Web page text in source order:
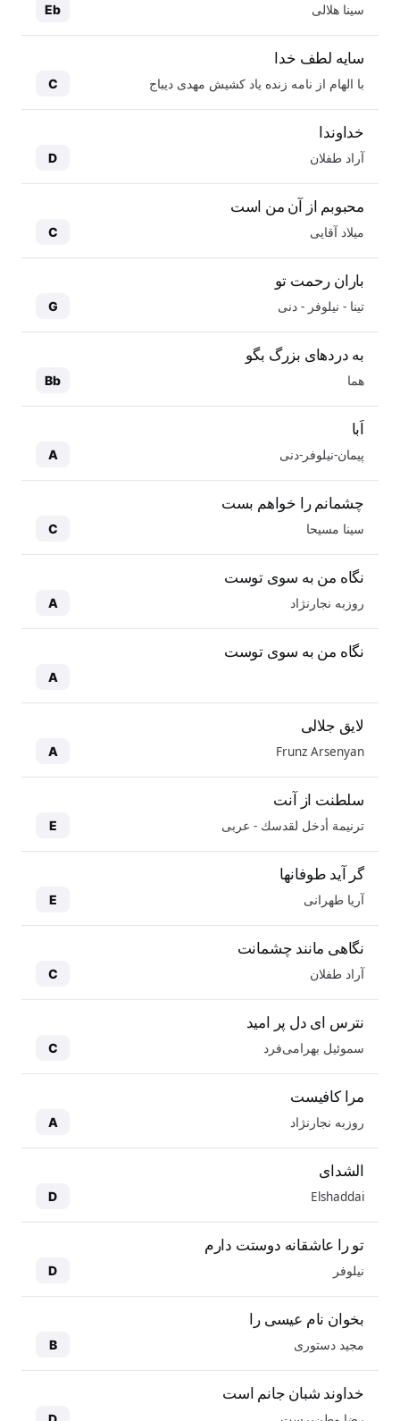
سینا هلالی Eb
سایه لطف خدا
با الهام از نامه زنده یاد کشیش مهدی دیباج C
خداوندا
آراد طفلان D
محبوبم از آن من است
میلاد آقایی C
باران رحمت تو
تینا - نیلوفر - دنی G
به دردهای بزرگ بگو
هما Bb
اَبا
پیمان-نیلوفر-دنی A
چشمانم را خواهم بست
سینا مسیحا C
نگاه من به سوی توست
روزبه نجارنژاد A
نگاه من به سوی توست
A
لایق جلالی
Frunz Arsenyan
A
سلطنت از آنت
ترنيمة أدخل لقدسك - عربی E
گر آید طوفانها
آریا طهرانی E
نگاهی مانند چشمانت
آراد طفلان C
نترس ای دل پر امید
سموئیل بهرامی‌فرد C
مرا کافیست
روزبه نجارنژاد A
الشدای
Elshaddai
D
تو را عاشقانه دوستت دارم
نیلوفر D
بخوان نام عیسی را
مجید دستوری B
خداوند شبان جانم است